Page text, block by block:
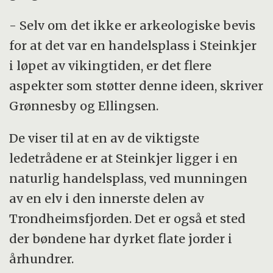
- Selv om det ikke er arkeologiske bevis
for at det var en handelsplass i Steinkjer
i løpet av vikingtiden, er det flere
aspekter som støtter denne ideen, skriver
Grønnesby og Ellingsen.
De viser til at en av de viktigste
ledetrådene er at Steinkjer ligger i en
naturlig handelsplass, ved munningen
av en elv i den innerste delen av
Trondheimsfjorden. Det er også et sted
der bøndene har dyrket flate jorder i
århundrer.